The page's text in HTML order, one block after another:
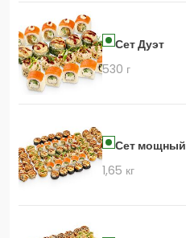
Сет Дуэт
530 г
Сет мощный
1,65 кг